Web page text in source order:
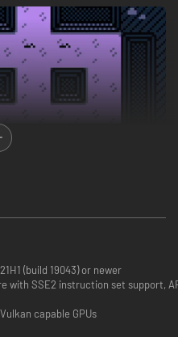
se aproxima demais: eles
você aprender novas e
coelhos~
(build 19043) or newer
with SSE2 instruction set support,
Vulkan capable GPUs